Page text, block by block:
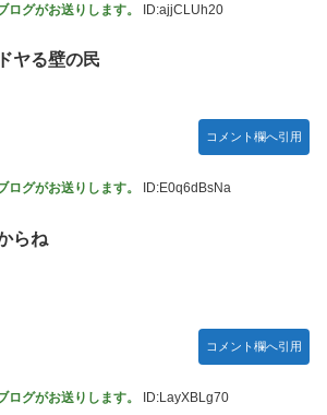
化させるだけ」
確率で出現するイカを見るとクラッシュす
を買収していたことが発覚…（ﾌﾞﾙﾌﾞﾙ」＝
若菜、卒業して早くもお酒解禁
『気になるその気の歌』ってガチで名曲
ンキング
グがお送りします。 ID:ajjCLUh20
ヤる壁の民
コメント欄へ引用
グがお送りします。 ID:E0q6dBsNa
らね
コメント欄へ引用
グがお送りします。 ID:LayXBLg70